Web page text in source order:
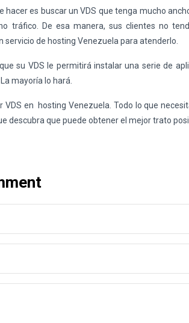
hacer es buscar un VDS que tenga mucho
tráfico. De esa manera, sus clientes no
servicio de hosting Venezuela para atenderlo.
su VDS le permitirá instalar una serie de
mayoría lo hará.
VDS en hosting Venezuela. Todo lo que
descubra que puede obtener el mejor trato